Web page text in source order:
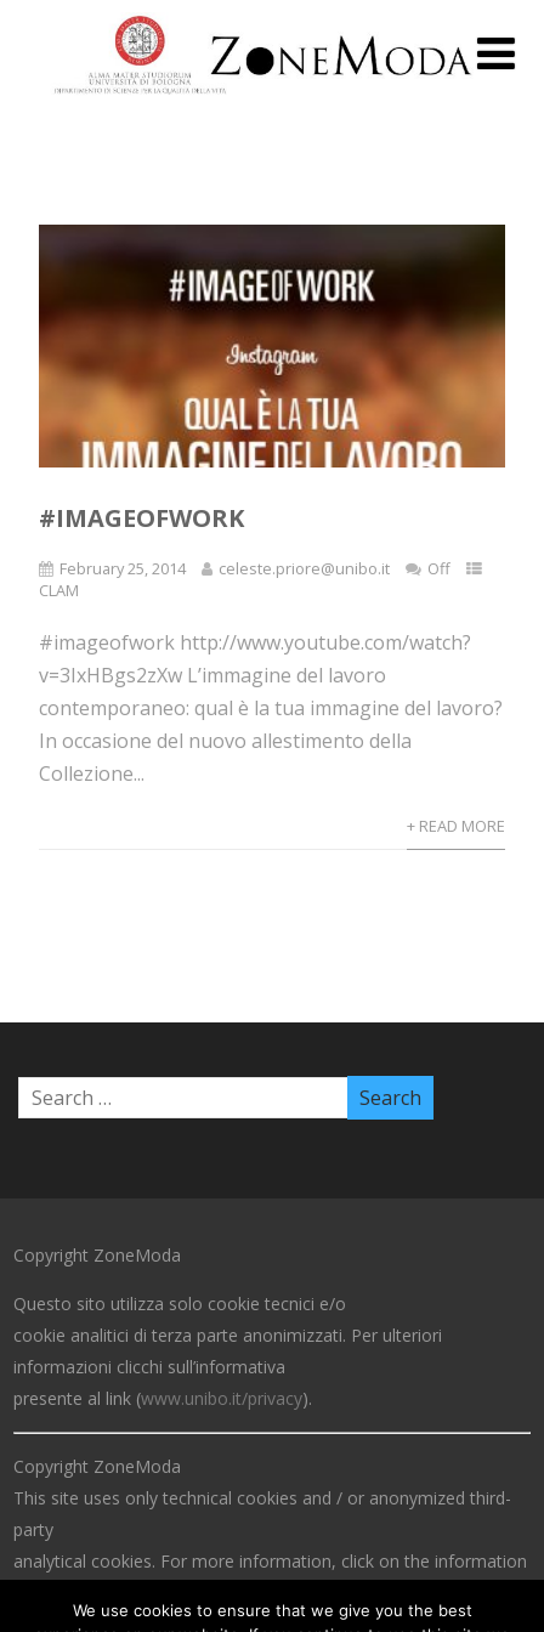
#IMAGEOFWORK
February 25, 2014 celeste.priore@unibo.it
Off
CLAM
#imageofwork http://www.youtube.com/watch?
v=3IxHBgs2zXw L’immagine del lavoro
contemporaneo: qual è la tua immagine del lavoro?
In occasione del nuovo allestimento della
Collezione...
+ READ MORE
Copyright ZoneModa
Questo sito utilizza solo cookie tecnici e/o
cookie analitici di terza parte anonimizzati. Per ulteriori
informazioni clicchi sull’informativa
presente al link (www.unibo.it/privacy).
Copyright ZoneModa
This site uses only technical cookies and / or anonymized third-
party
analytical cookies. For more information, click on the information
We use cookies to ensure that we give you the best